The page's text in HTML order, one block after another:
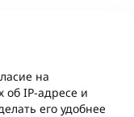
на
об IP-адресе и
его удобнее